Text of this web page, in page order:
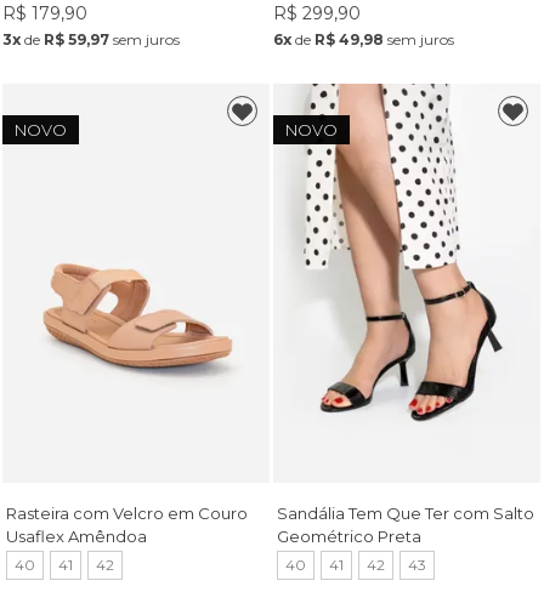
R$ 179,90
3xde R$ 59,97sem juros
R$ 299,90
6x de R$ 49,98 sem juros
NOVO
Rasteira com Velcro em Couro
Usaflex Amêndoa
40 41 42
NOVO
Sandália Tem Que Ter com Salto
Geométrico Preta
40 41 42 43